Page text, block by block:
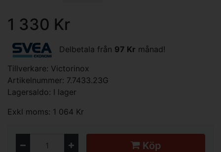
1 330 Kr
Delbetala från 97 Kr månad!
Tillverkare: Victorinox
Artikelnummer: 7.7433.23G
Lagersaldo: I lager
Exkl moms: 1 064 Kr
Köp